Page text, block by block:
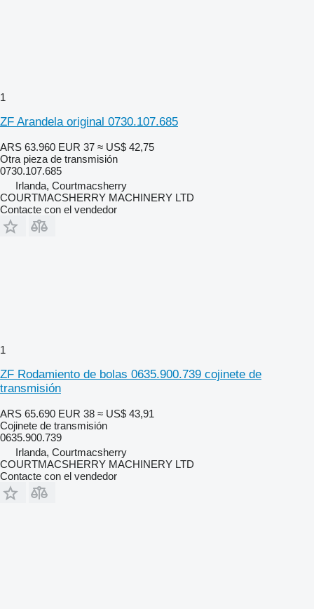
1
ZF Arandela original 0730.107.685
ARS 63.960 EUR 37 ≈ US$ 42,75
Otra pieza de transmisión
0730.107.685
Irlanda, Courtmacsherry
COURTMACSHERRY MACHINERY LTD
Contacte con el vendedor
1
ZF Rodamiento de bolas 0635.900.739 cojinete de
transmisión
ARS 65.690 EUR 38 ≈ US$ 43,91
Cojinete de transmisión
0635.900.739
Irlanda, Courtmacsherry
COURTMACSHERRY MACHINERY LTD
Contacte con el vendedor